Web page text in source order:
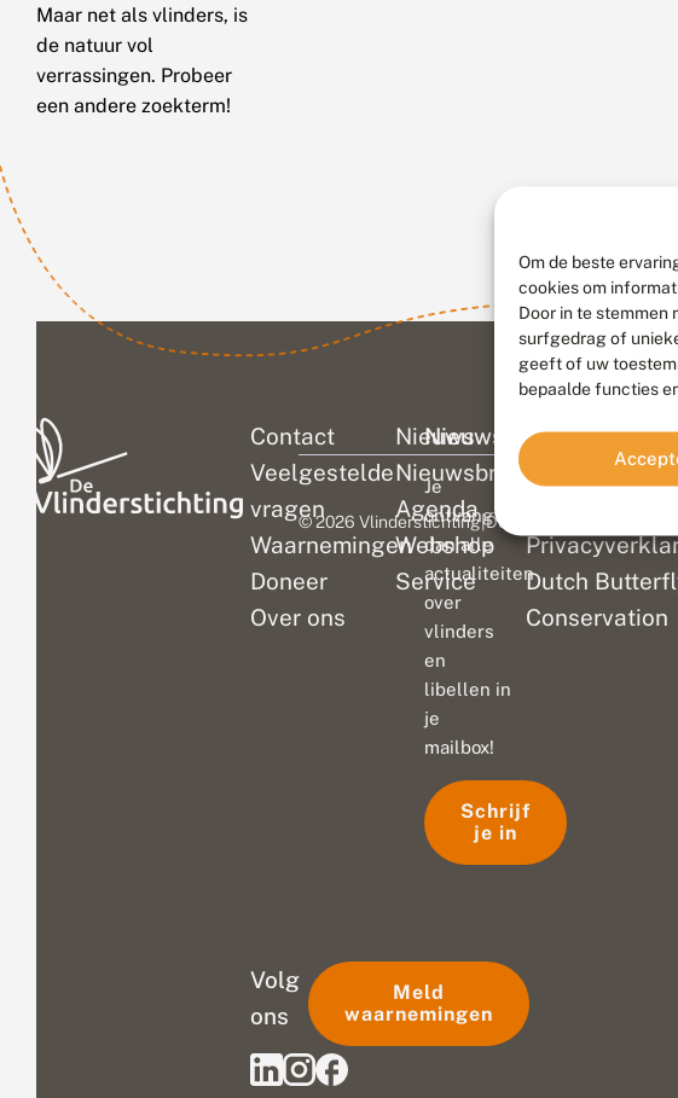
Om de beste
cookies om
Door in te stemmen
surfgedrag of
geeft of uw
bepaalde functies
Maar net als vlinders, is
de natuur vol
verrassingen. Probeer
een andere zoekterm!
Contact
Veelgestelde
vragen
Waarnemingen
Doneer
Over ons
Nieuws
Nieuwsbrief
Agenda
Webshop
Service
Colofon
Disclaimer
Dutch
Conservation
Nieuwsbrief
Je
ontvangt
dan alle
actualiteiten
over
vlinders
en
libellen in
je
mailbox!
Schrijf
je in
Volg
ons
Meld
waarnemingen
© 2026 Vlinderstichting|Duurzaam ontwikkeld